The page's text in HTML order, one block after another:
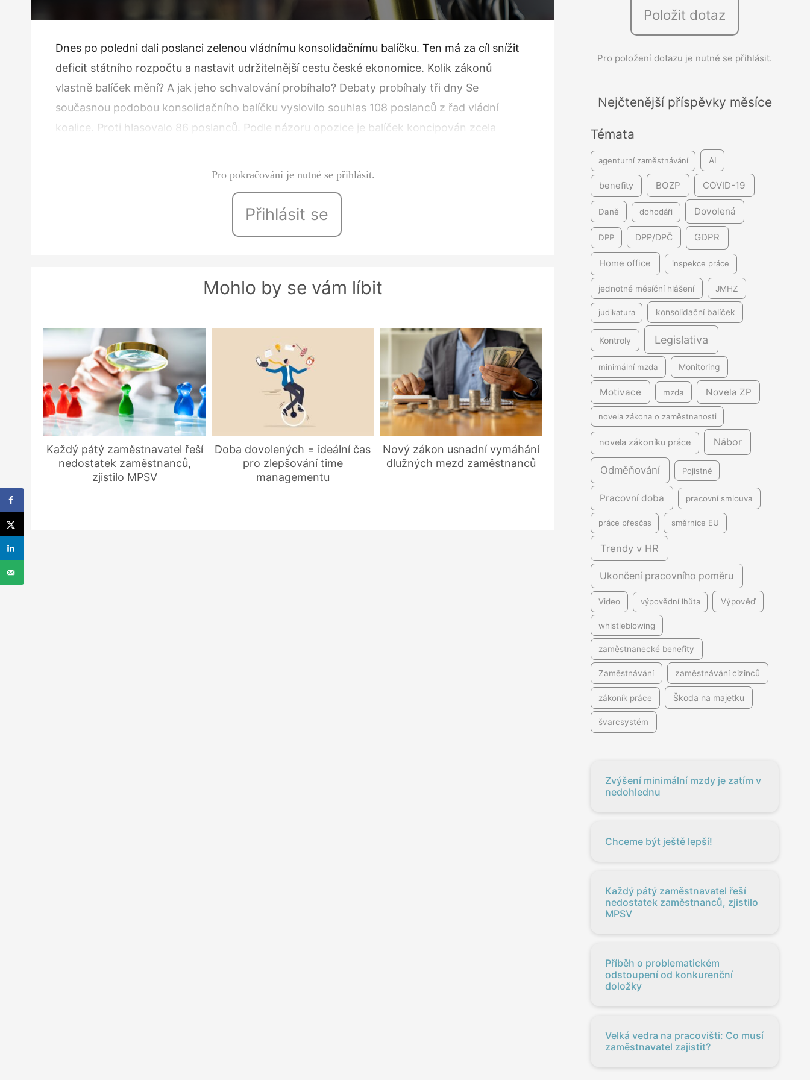
Dnes po poledni dali poslanci zelenou vládnímu konsolidačnímu balíčku. Ten má za cíl snížit
deficit státního rozpočtu a nastavit udržitelnější cestu české ekonomice. Kolik zákonů
vlastně balíček mění? A jak jeho schvalování probíhalo? Debaty probíhaly tři dny Se
současnou podobou konsolidačního balíčku vyslovilo souhlas 108 poslanců z řad vládní
koalice. Proti hlasovalo 86 poslanců. Podle názoru opozice je balíček koncipován zcela
Pro pokračování je nutné se přihlásit.
Přihlásit se
Mohlo by se vám líbit
Každý pátý zaměstnavatel řeší
nedostatek zaměstnanců,
zjistilo MPSV
Doba dovolených = ideální čas
pro zlepšování time
managementu
Nový zákon usnadní vymáhání
dlužných mezd zaměstnanců
Položit dotaz
Pro položení dotazu je nutné se přihlásit.
Nejčtenější příspěvky měsíce
Témata
agenturní zaměstnávání AI
benefity BOZP COVID-19
Daně dohodáři Dovolená
DPP DPP/DPČ GDPR
Home office inspekce práce
jednotné měsíční hlášení JMHZ
judikatura konsolidační balíček
Kontroly Legislativa
minimální mzda Monitoring
Motivace mzda Novela ZP
novela zákona o zaměstnanosti
novela zákoníku práce Nábor
Odměňování Pojistné
Pracovní doba pracovní smlouva
práce přesčas směrnice EU
Trendy v HR
Ukončení pracovního poměru
Video výpovědní lhůta Výpověď
whistleblowing
zaměstnanecké benefity
Zaměstnávání zaměstnávání cizinců
zákoník práce Škoda na majetku
švarcsystém
Zvýšení minimální mzdy je zatím v
nedohlednu
Chceme být ještě lepší!
Každý pátý zaměstnavatel řeší
nedostatek zaměstnanců, zjistilo
MPSV
Příběh o problematickém
odstoupení od konkurenční
doložky
Velká vedra na pracovišti: Co musí
zaměstnavatel zajistit?